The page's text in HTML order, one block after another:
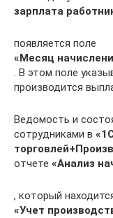
зарплата
появляется поле
«Месяц
. В этом поле
производится
Ведомость и
сотрудниками в
отчете «Анализ
, который
«Учет